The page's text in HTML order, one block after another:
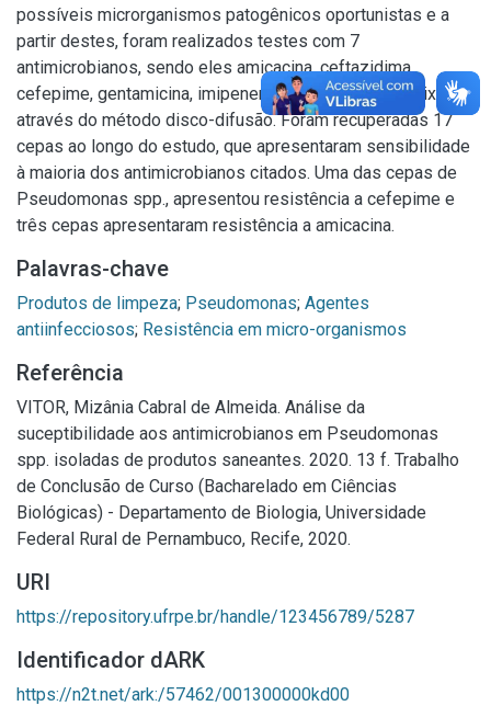
possíveis microrganismos patogênicos oportunistas e a
partir destes, foram realizados testes com 7
antimicrobianos, sendo eles amicacina, ceftazidima,
cefepime, gentamicina, imipenem, aztreonam e polimixina,
através do método disco-difusão. Foram recuperadas 17
cepas ao longo do estudo, que apresentaram sensibilidade
à maioria dos antimicrobianos citados. Uma das cepas de
Pseudomonas spp., apresentou resistência a cefepime e
três cepas apresentaram resistência a amicacina.
Palavras-chave
Produtos de limpeza; Pseudomonas; Agentes
antiinfecciosos; Resistência em micro-organismos
Referência
VITOR, Mizânia Cabral de Almeida. Análise da
suceptibilidade aos antimicrobianos em Pseudomonas
spp. isoladas de produtos saneantes. 2020. 13 f. Trabalho
de Conclusão de Curso (Bacharelado em Ciências
Biológicas) - Departamento de Biologia, Universidade
Federal Rural de Pernambuco, Recife, 2020.
URI
https://repository.ufrpe.br/handle/123456789/5287
Identificador dARK
https://n2t.net/ark:/57462/001300000kd00